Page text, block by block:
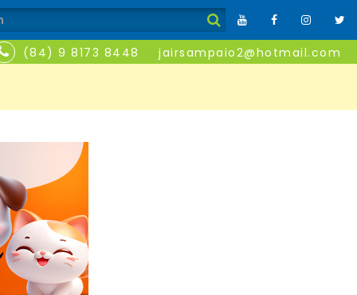
(84) 9 8173 8448 jairsampaio2@hotmail.com